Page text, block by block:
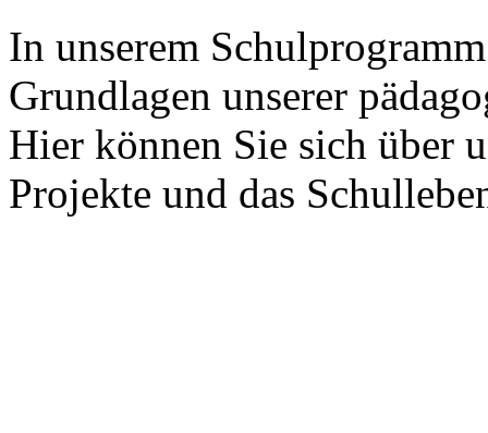
In unserem
Grundlagen unserer
Hier können Sie sich über
Projekte und das